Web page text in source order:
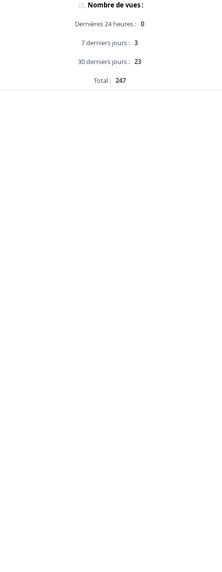
Nombre de vues :
Dernières 24 heures : 0
7 derniers jours : 3
30 derniers jours : 23
Total : 247